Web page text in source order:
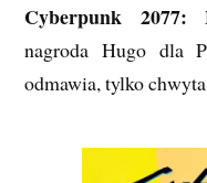
Cyberpunk
nagroda Hugo dla
odmawia, tylko